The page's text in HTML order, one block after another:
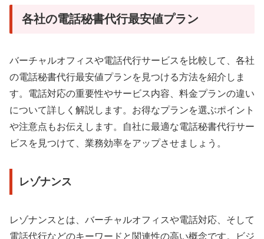
各社の電話秘書代行最安値プラン
バーチャルオフィスや電話代行サービスを比較して、各社
の電話秘書代行最安値プランを見つける方法を紹介しま
す。電話対応の重要性やサービス内容、料金プランの違い
について詳しく解説します。お得なプランを選ぶポイント
や注意点もお伝えします。自社に最適な電話秘書代行サー
ビスを見つけて、業務効率をアップさせましょう。
レゾナンス
レゾナンスとは、バーチャルオフィスや電話対応、そして
電話代行などのキーワードと関連性の高い概念です。ビジ